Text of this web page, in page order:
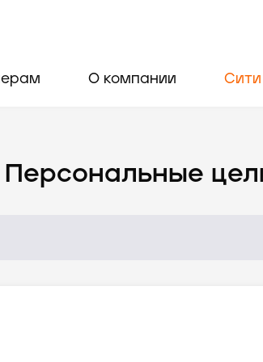
О компании Сити